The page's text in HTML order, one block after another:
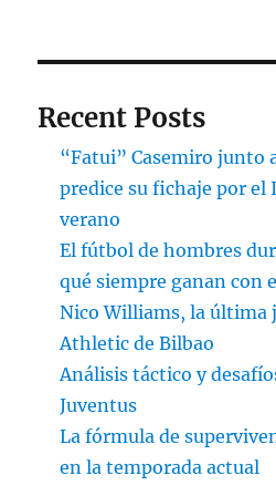
Recent Posts
“Fatui” Casemiro junto
predice su fichaje por el
verano
El fútbol de hombres
qué siempre ganan con
Nico Williams, la última
Athletic de Bilbao
Análisis táctico y
Juventus
La fórmula de
en la temporada actual